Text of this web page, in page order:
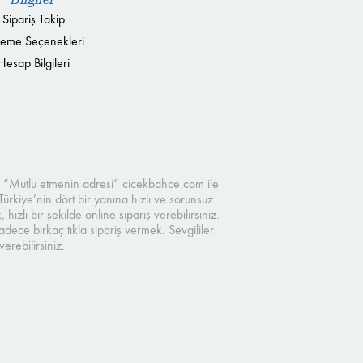
Sipariş Takip
Seçenekleri
Bilgileri
etmenin adresi” cicekbahce.com ile
dört bir yanına hızlı ve sorunsuz
bir şekilde online sipariş verebilirsiniz.
birkaç tıkla sipariş vermek. Sevgililer